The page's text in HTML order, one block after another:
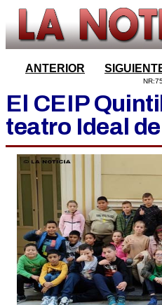
ANTERIOR
El CEIP
teatro Ideal